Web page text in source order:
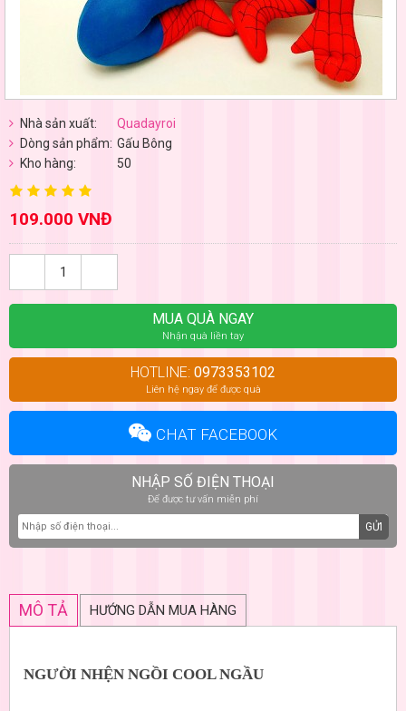
Nhà sản xuất:
Quadayroi
Dòng sản phẩm: Gấu Bông
Kho hàng:
50
109.000 VNĐ
MUA QUÀ NGAY
Nhận quà liền tay
HOTLINE: 0973353102
Liên hệ ngay để được quà
CHAT FACEBOOK
NHẬP SỐ ĐIỆN THOẠI
Để được tư vấn miễn phí
GỬI
MÔ TẢ HƯỚNG DẪN MUA HÀNG
NGƯỜI NHỆN NGỒI COOL NGẦU